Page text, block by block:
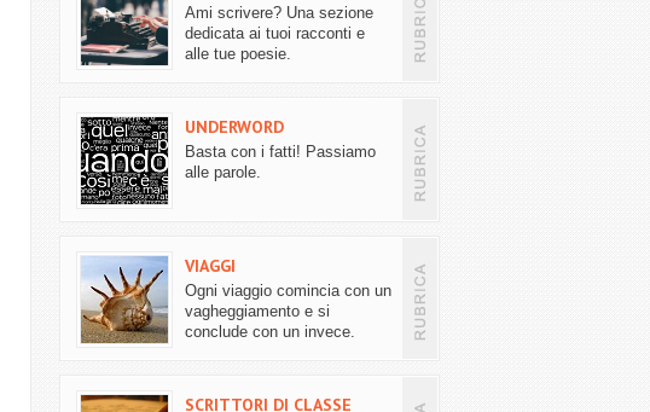
Ami scrivere? Una sezione
dedicata ai tuoi racconti e
alle tue poesie.
UNDERWORD
Basta con i fatti! Passiamo
alle parole.
VIAGGI
Ogni viaggio comincia con un
vagheggiamento e si
conclude con un invece.
SCRITTORI DI CLASSE